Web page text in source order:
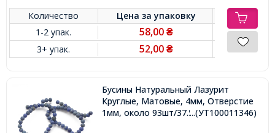
Количество Цена заупаковку
1-2 упак.
58,00₴
3+ упак. 52,00₴
Бусины Натуральный Лазурит
Круглые, Матовые, 4мм, Отверстие
1мм, около 93шт/37.5см/нить,
...(УТ100011346)